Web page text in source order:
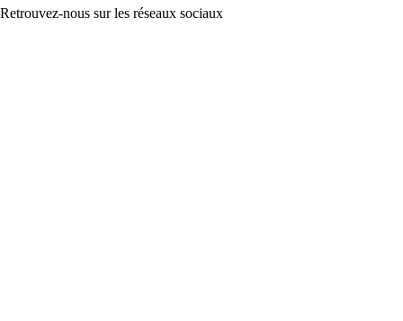
Retrouvez-nous sur les réseaux sociaux